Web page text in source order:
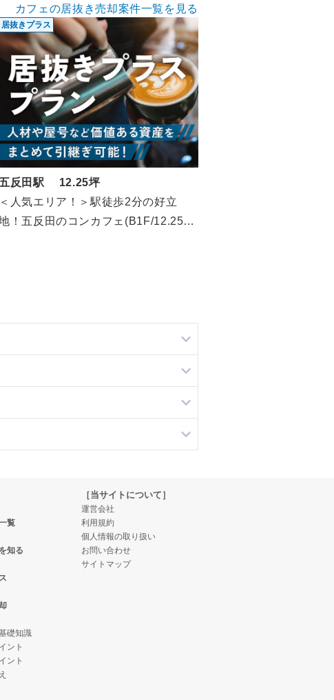
カフェの居抜き売却案件一覧を見る
居抜きプラス
五反田駅 12.25坪
＜人気エリア！＞駅徒歩2分の好立
！五反田のコンカフェ(B1F/12.25
覧
知る
礎知識
ント
ント
［当サイトについて］
運営会社
利用規約
個人情報の取り扱い
お問い合わせ
サイトマップ